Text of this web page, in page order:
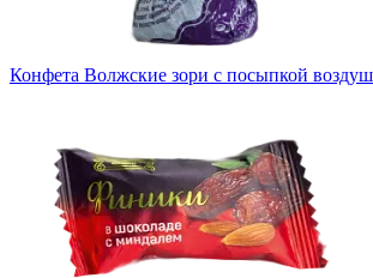
Конфета Волжские зори с посыпкой